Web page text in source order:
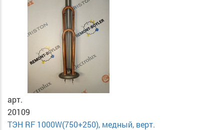
арт.
20109
ТЭН RF 1000W(750+250), медный, верт.